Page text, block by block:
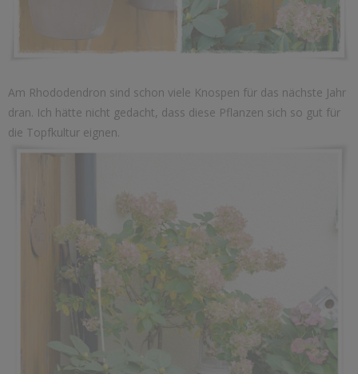
Am Rhododendron sind schon viele Knospen für das nächste Jahr
dran. Ich hätte nicht gedacht, dass diese Pflanzen sich so gut für
die Topfkultur eignen.